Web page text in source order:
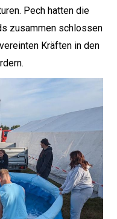
Pech hatten die
zusammen schlossen
Kräften in den